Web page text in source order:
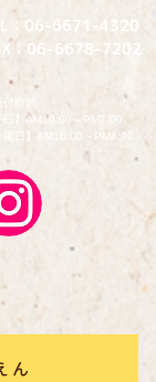
：06-6671-4320
：06-6678-7202
日】AM10:00～PM7:00
曜日】AM10:00～PM4:00
ん